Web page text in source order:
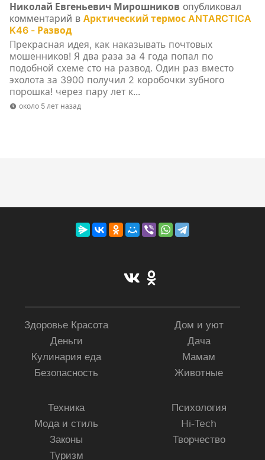
Николай Евгеньевич Мирошников опубликовал
комментарий вАрктический термос ANTARCTICA
K46 - Развод
Прекрасная идея, как наказывать почтовых
мошенников! Я два раза за 4 года попал по
подобной схеме сто на развод. Один раз вместо
эхолота за 3900 получил 2 коробочки зубного
порошка! через пару лет к...
около 5 лет назад
Здоровье Красота
Деньги
Кулинария еда
Безопасность
Дом и уют
Дача
Мамам
Животные
Техника
Мода и стиль
Законы
Туризм
Психология
Hi-Tech
Творчество